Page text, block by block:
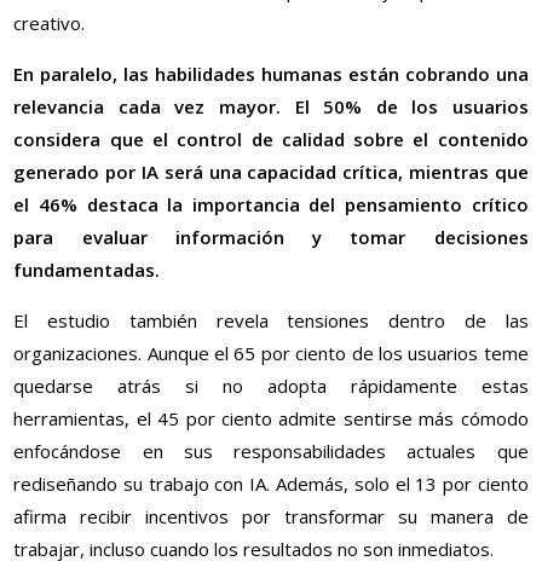
creativo.
En paralelo, las habilidades humanas están cobrando una
relevancia cada vez mayor. El 50% de los usuarios
considera que el control de calidad sobre el contenido
generado por IA será una capacidad crítica, mientras que
el 46% destaca la importancia del pensamiento crítico
para evaluar información y tomar decisiones
fundamentadas.
El estudio también revela tensiones dentro de las
organizaciones. Aunque el 65 por ciento de los usuarios teme
quedarse atrás si no adopta rápidamente estas
herramientas, el 45 por ciento admite sentirse más cómodo
enfocándose en sus responsabilidades actuales que
rediseñando su trabajo con IA. Además, solo el 13 por ciento
afirma recibir incentivos por transformar su manera de
trabajar, incluso cuando los resultados no son inmediatos.